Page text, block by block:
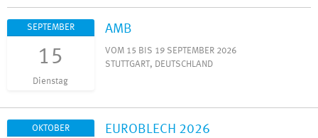
SEPTEMBER
15
Dienstag
AMB
VOM 15 BIS 19 SEPTEMBER 2026
STUTTGART, DEUTSCHLAND
OKTOBER EUROBLECH 2026